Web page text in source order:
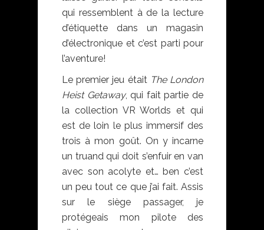
qui ressemblent à de la lecture
d’étiquette dans un magasin
d’électronique et c’est parti pour
l’aventure!
Le premier jeu était The London
Heist Getaway, qui fait partie de
la collection VR Worlds et qui
est de loin le plus immersif des
trois à mon goût. On y incarne
un truand qui doit s’enfuir en van
avec son acolyte et… ben c’est
un peu tout ce que j’ai fait. Assis
sur le siège passager, je
protégeais mon pilote des